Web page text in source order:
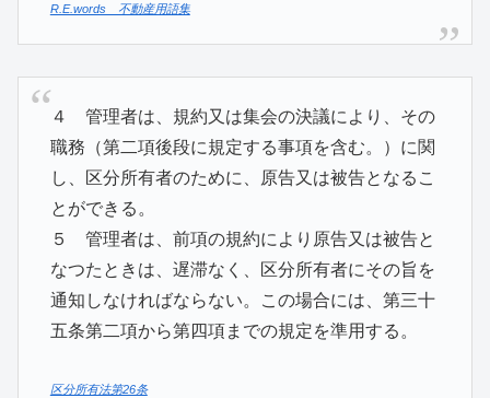
R.E.words 不動産用語集
４ 管理者は、規約又は集会の決議により、その
職務（第二項後段に規定する事項を含む。）に関
し、区分所有者のために、原告又は被告となるこ
とができる。
５ 管理者は、前項の規約により原告又は被告と
なつたときは、遅滞なく、区分所有者にその旨を
通知しなければならない。この場合には、第三十
五条第二項から第四項までの規定を準用する。
区分所有法第26条